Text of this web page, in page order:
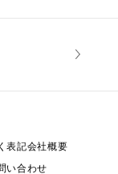
表記会社概要
い合わせ